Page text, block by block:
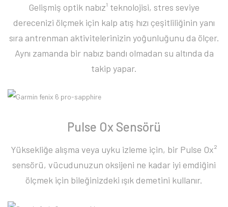
Gelişmiş optik nabız¹ teknolojisi, stres seviye
derecenizi ölçmek için kalp atış hızı çeşitliliğinin yanı
sıra antrenman aktivitelerinizin yoğunluğunu da ölçer.
Aynı zamanda bir nabız bandı olmadan su altında da
takip yapar.
Pulse Ox Sensörü
Yüksekliğe alışma veya uyku izleme için, bir Pulse Ox²
sensörü, vücudunuzun oksijeni ne kadar iyi emdiğini
ölçmek için bileğinizdeki ışık demetini kullanır.